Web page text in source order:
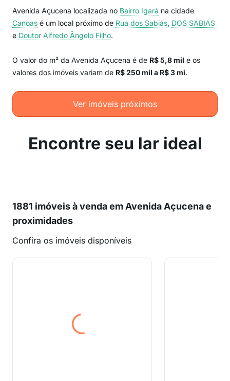
Avenida Açucena localizada no Bairro Igará na cidade
Canoas é um local próximo de Rua dos Sabiás, DOS SABIAS
e Doutor Alfredo Ângelo Filho.
O valor do m² da Avenida Açucena é de R$ 5,8 mil e os
valores dos imóveis variam de R$ 250 mil a R$ 3 mi.
Ver imóveis próximos
Encontre seu lar ideal
1881 imóveis à venda em Avenida Açucena e
proximidades
Confira os imóveis disponíveis